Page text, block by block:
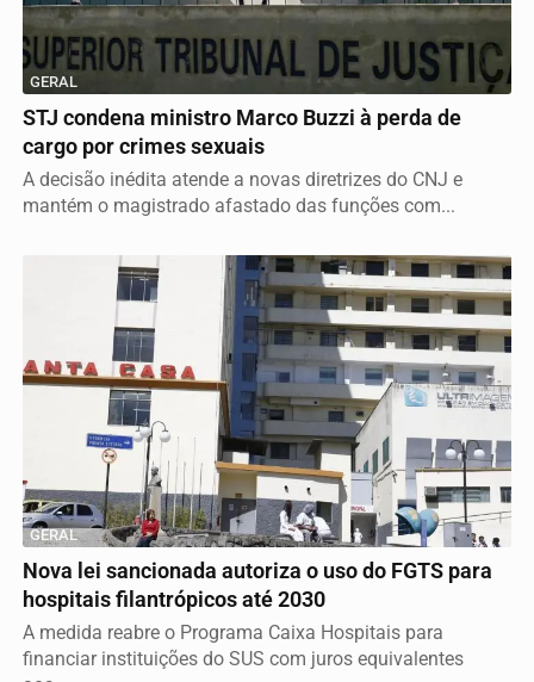
GERAL
STJ condena ministro Marco Buzzi à perda de
cargo por crimes sexuais
A decisão inédita atende a novas diretrizes do CNJ e
mantém o magistrado afastado das funções com...
GERAL
Nova lei sancionada autoriza o uso do FGTS para
hospitais filantrópicos até 2030
A medida reabre o Programa Caixa Hospitais para
financiar instituições do SUS com juros equivalentes